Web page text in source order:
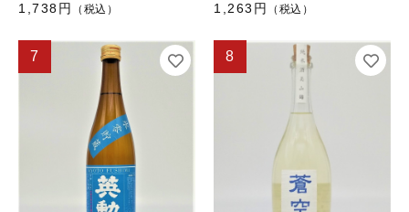
1,738円 （税込） 1,263円 （税込）
7 8